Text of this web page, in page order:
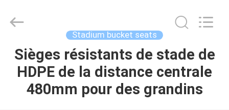
MAISON
PRODUITS
Chongqing
Aireach
Rights
Reserved.
Stadium bucket seats
Sièges résistants de stade de
HDPE de la distance centrale
480mm pour des grandins